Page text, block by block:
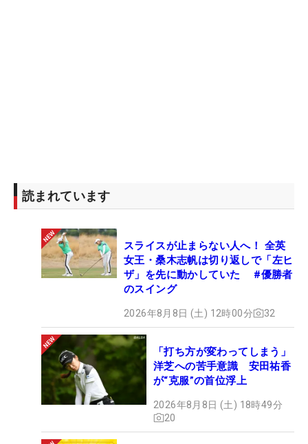
読まれています
スライスが止まらない人へ！ 全英
女王・桑木志帆は切り返しで「左ヒ
ザ」を先に動かしていた #優勝者
のスイング
2026年8月8日 (土) 12時00分 32
「打ち方が変わってしまう」
洋芝への苦手意識 安田祐香
が“克服”の首位浮上
2026年8月8日 (土) 18時49分
20